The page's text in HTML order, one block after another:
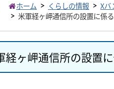
ホーム くらしの情報
Xバ
米軍経ヶ岬通信所の設置に係
経ヶ岬通信所の設置